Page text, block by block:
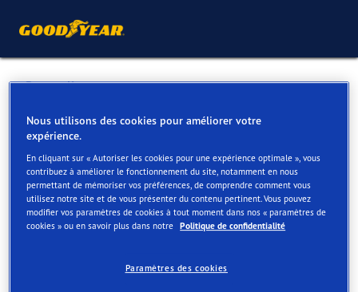
Retour liste
GARAGE NEUFCOURT
Services disponibles en ligne et en magasin
Contact Services
Nous utilisons des cookies pour améliorer votre
expérience.
En cliquant sur « Autoriser les cookies pour une expérience optimale », vous
contribuez à améliorer le fonctionnement du site, notamment en nous
permettant de mémoriser vos préférences, de comprendre comment vous
utilisez notre site et de vous présenter du contenu pertinent. Vous pouvez
modifier vos paramètres de cookies à tout moment dans nos « paramètres de
cookies » ou en savoir plus dans notre Politique de confidentialité
Paramètres des cookies